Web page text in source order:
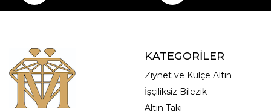
KATEGORİLER
Ziynet ve Külçe Altın
İşçiliksiz Bilezik
Altın Takı